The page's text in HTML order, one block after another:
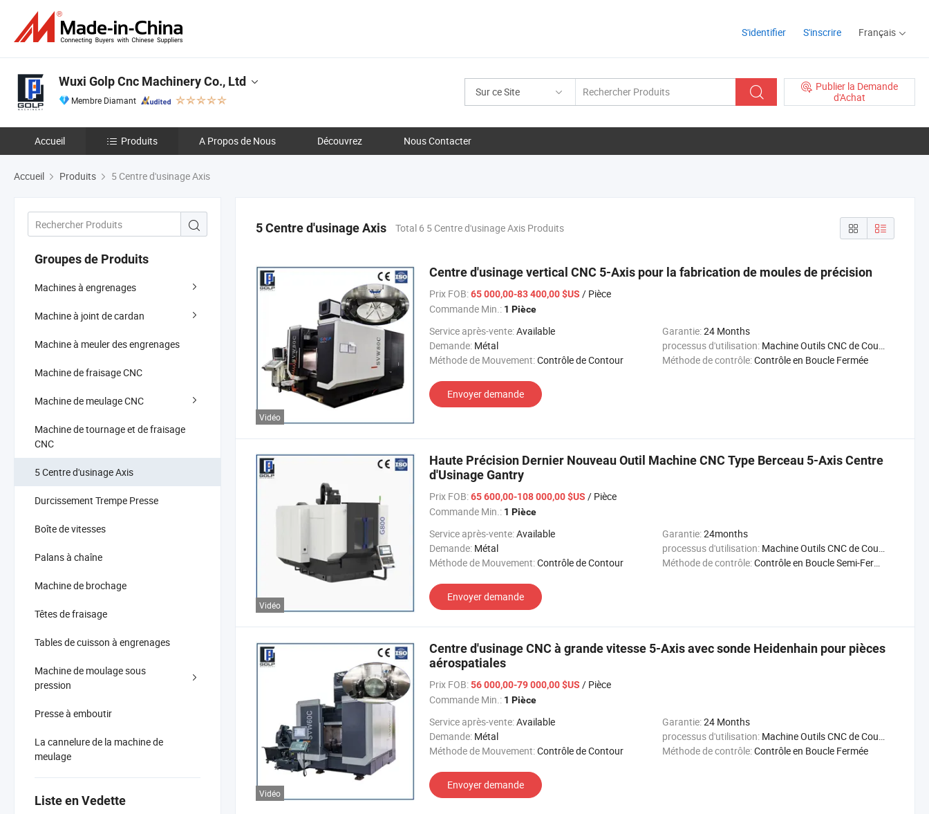
S'identifier S'inscrire Français
Sur ce Site
Publier la Demande
d'Achat
Wuxi Golp Cnc Machinery Co., Ltd
Membre Diamant
Accueil Produits A Propos de Nous Découvrez Nous Contacter
Accueil Produits 5 Centre d'usinage Axis
Groupes de Produits
Machines à engrenages
Machine à joint de cardan
Machine à meuler des engrenages
Machine de fraisage CNC
Machine de meulage CNC
Machine de tournage et de fraisage
CNC
5 Centre d'usinage Axis
Durcissement Trempe Presse
Boîte de vitesses
Palans à chaîne
Machine de brochage
Têtes de fraisage
Tables de cuisson à engrenages
Machine de moulage sous
pression
Presse à emboutir
La cannelure de la machine de
meulage
Liste en Vedette
5 Centre d'usinage Axis Total 6 5 Centre d'usinage Axis Produits
Vidéo
Centre d'usinage vertical CNC 5-Axis pour la fabrication de moules de précision
Prix FOB:65 000,00-83 400,00 $US / Pièce
Commande Min.: 1 Pièce
Service après-vente:Available Garantie:24 Months
Demande: Métal processus d'utilisation: Machine Outils CNC de Coupage Métal
Méthode de Mouvement:Contrôle de Contour Méthode de contrôle:Contrôle en Boucle Fermée
Envoyer demande
Vidéo
Haute Précision Dernier Nouveau Outil Machine CNC Type Berceau 5-Axis Centre
d'Usinage Gantry
Prix FOB:65 600,00-108 000,00 $US / Pièce
Commande Min.: 1 Pièce
Service après-vente:Available Garantie:24months
Demande: Métal processus d'utilisation: Machine Outils CNC de Coupage Métal
Méthode de Mouvement:Contrôle de Contour Méthode de contrôle:Contrôle en Boucle Semi-Fermée
Envoyer demande
Vidéo
Centre d'usinage CNC à grande vitesse 5-Axis avec sonde Heidenhain pour pièces
aérospatiales
Prix FOB:56 000,00-79 000,00 $US / Pièce
Commande Min.: 1 Pièce
Service après-vente:Available Garantie:24 Months
Demande: Métal processus d'utilisation: Machine Outils CNC de Coupage Métal
Méthode de Mouvement:Contrôle de Contour Méthode de contrôle:Contrôle en Boucle Fermée
Envoyer demande